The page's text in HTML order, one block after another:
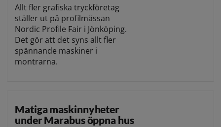
Allt fler grafiska tryckföretag
ställer ut på profilmässan
Nordic Profile Fair i Jönköping.
Det gör att det syns allt fler
spännande maskiner i
montrarna.
Matiga maskinnyheter
under Marabus öppna hus